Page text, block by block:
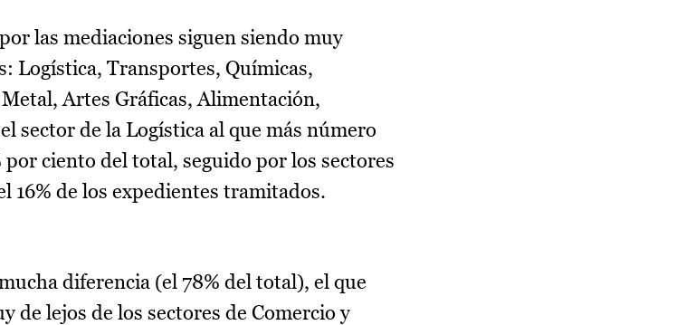
las mediaciones siguen siendo muy
Logística, Transportes, Químicas,
Artes Gráficas, Alimentación,
sector de la Logística al que más número
ciento del total, seguido por los sectores
16% de los expedientes tramitados.
diferencia (el 78% del total), el que
de lejos de los sectores de Comercio y